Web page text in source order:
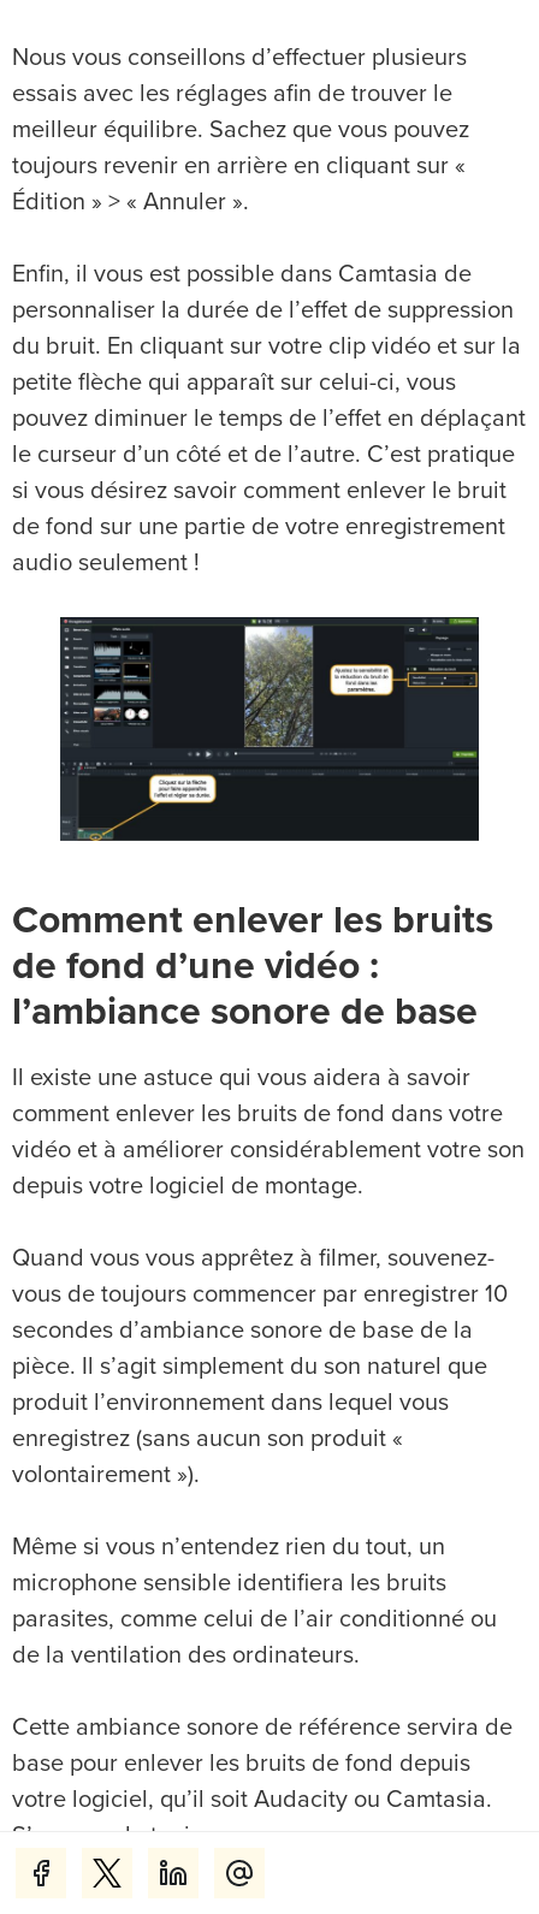
Nous vous conseillons d’effectuer plusieurs
essais avec les réglages afin de trouver le
meilleur équilibre. Sachez que vous pouvez
toujours revenir en arrière en cliquant sur «
Édition » > « Annuler ».
Enfin, il vous est possible dans Camtasia de
personnaliser la durée de l’effet de suppression
du bruit. En cliquant sur votre clip vidéo et sur la
petite flèche qui apparaît sur celui-ci, vous
pouvez diminuer le temps de l’effet en déplaçant
le curseur d’un côté et de l’autre. C’est pratique
si vous désirez savoir comment enlever le bruit
de fond sur une partie de votre enregistrement
audio seulement !
Comment enlever les bruits
de fond d’une vidéo :
l’ambiance sonore de base
Il existe une astuce qui vous aidera à savoir
comment enlever les bruits de fond dans votre
vidéo et à améliorer considérablement votre son
depuis votre logiciel de montage.
Quand vous vous apprêtez à filmer, souvenez-
vous de toujours commencer par enregistrer 10
secondes d’ambiance sonore de base de la
pièce. Il s’agit simplement du son naturel que
produit l’environnement dans lequel vous
enregistrez (sans aucun son produit «
volontairement »).
Même si vous n’entendez rien du tout, un
microphone sensible identifiera les bruits
parasites, comme celui de l’air conditionné ou
de la ventilation des ordinateurs.
Cette ambiance sonore de référence servira de
base pour enlever les bruits de fond depuis
votre logiciel, qu’il soit Audacity ou Camtasia.
S’assurer de toujours commencer ses
enregistrements « en silence » est donc une